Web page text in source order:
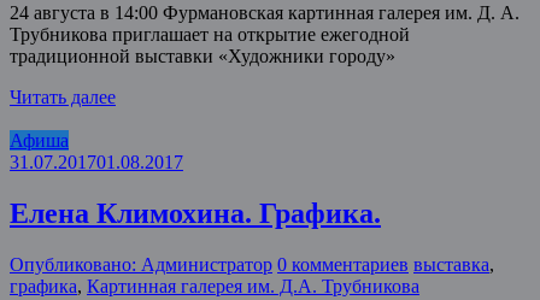
24 августа в 14:00 Фурмановская картинная галерея им. Д. А.
Трубникова приглашает на открытие ежегодной
традиционной выставки «Художники городу»
Читать далее
Афиша
31.07.201701.08.2017
Елена Климохина. Графика.
Опубликовано: Администратор 0 комментариев выставка,
графика, Картинная галерея им. Д.А. Трубникова